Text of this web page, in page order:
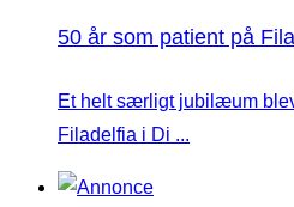
50 år som patient på
Et helt særligt jubilæum
Filadelfia i Di ...